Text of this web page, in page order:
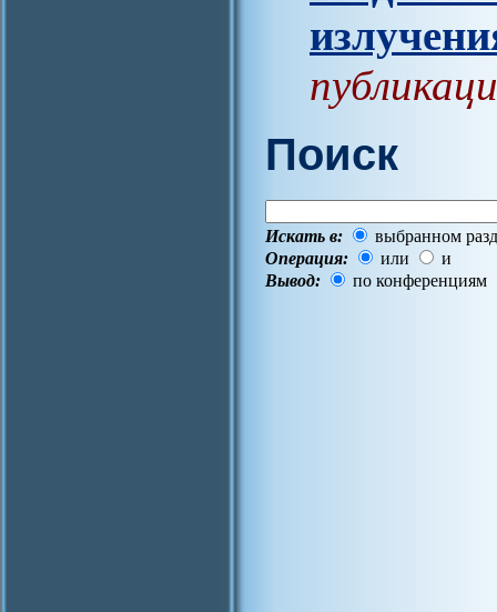
Поиск
Искать в:
выбранном
Операция:
или
и
Вывод:
по конференциям